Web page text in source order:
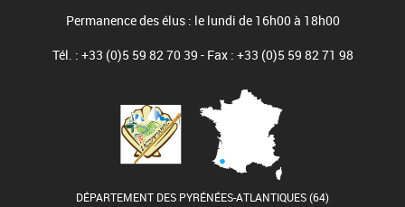
Permanence des élus : le lundi de 16h00 à 18h00
Tél. : +33 (0)5 59 82 70 39 - Fax : +33 (0)5 59 82 71 98
DÉPARTEMENT DES PYRÉNÉES-ATLANTIQUES (64)